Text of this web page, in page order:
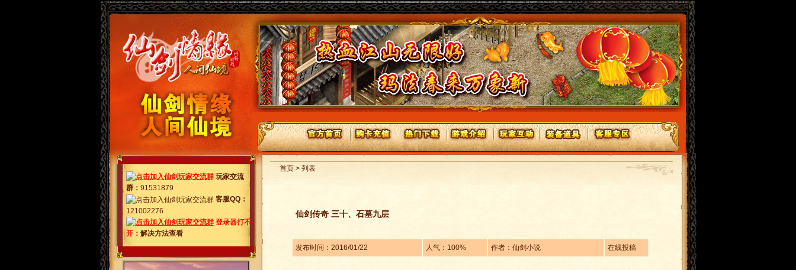
玩家交流
群： 91531879
客服QQ：
121002276
登录器打不
开： 解决方法查看
首页 > 列表
仙剑传奇 三十、石墓九层
发布时间：2016/01/22 人气：100% 作者：仙剑小说 在线投稿